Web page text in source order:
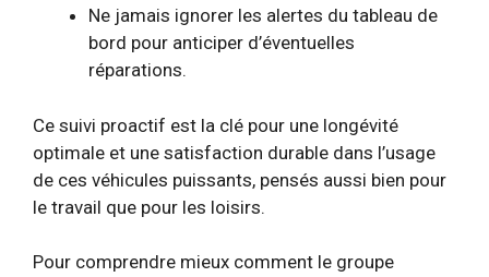
Ne jamais ignorer les alertes du tableau de
bord pour anticiper d’éventuelles
réparations.
Ce suivi proactif est la clé pour une longévité
optimale et une satisfaction durable dans l’usage
de ces véhicules puissants, pensés aussi bien pour
le travail que pour les loisirs.
Pour comprendre mieux comment le groupe